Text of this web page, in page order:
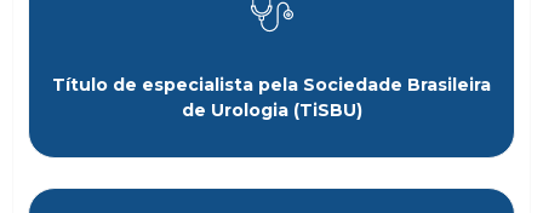
Título de especialista pela Sociedade Brasileira
de Urologia (TiSBU)